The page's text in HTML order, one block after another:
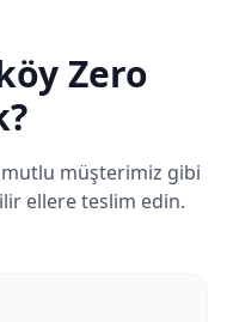
Zero
müşterimiz gibi
ellere teslim edin.